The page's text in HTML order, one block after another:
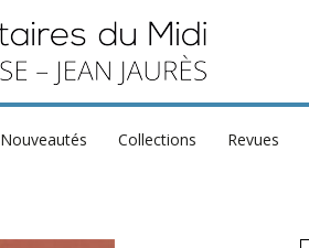
Nouveautés Collections Revues